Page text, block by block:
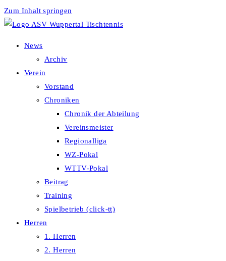
Zum Inhalt springen
News
Archiv
Verein
Vorstand
Chroniken
Chronik der Abteilung
Vereinsmeister
Regionalliga
WZ-Pokal
WTTV-Pokal
Beitrag
Training
Spielbetrieb (click-tt)
Herren
1. Herren
2. Herren